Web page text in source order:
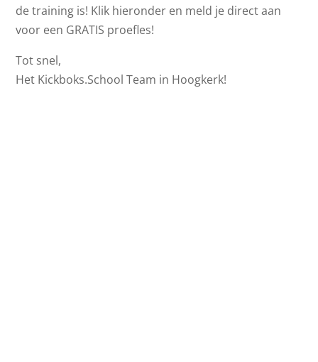
de training is! Klik hieronder en meld je direct aan
voor een GRATIS proefles!
Tot snel,
Het Kickboks.School Team in Hoogkerk!